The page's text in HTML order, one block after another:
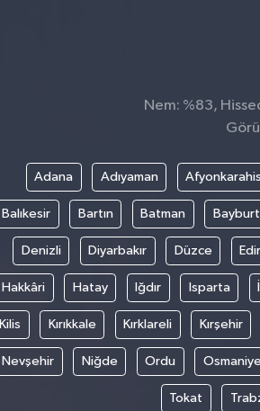
Nem: %83,
Adana Adıyaman
Balıkesir Bartın Batman Bayburt
Denizli Diyarbakır Düzce
Hakkâri Hatay Iğdır Isparta
Kilis Kırıkkale Kırklareli Kırşehir
Nevşehir Niğde Ordu Osmaniye
Tokat